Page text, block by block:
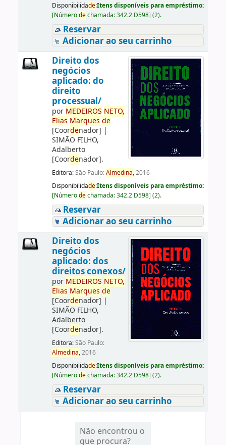
Disponibilidade:Itens disponíveis para empréstimo:
[Númerodechamada:342.2 D598] (2).
Reservar
Adicionar ao seu carrinho
Direito dos
negócios
aplicado: do
direito
processual/
por MEDEIROS NETO,
Elias Marques de
[Coordenador] |
SIMÃO FILHO,
Adalberto
[Coordenador].
Editora:São Paulo:Almedina,2016
Disponibilidade:Itens disponíveis para empréstimo:
[Númerodechamada:342.2 D598] (2).
Reservar
Adicionar ao seu carrinho
Direito dos
negócios
aplicado: dos
direitos conexos/
por MEDEIROS NETO,
Elias Marques de
[Coordenador] |
SIMÃO FILHO,
Adalberto
[Coordenador].
Editora:São Paulo:
Almedina,2016
Disponibilidade:Itens disponíveis para empréstimo:
[Númerodechamada:342.2 D598] (2).
Reservar
Adicionar ao seu carrinho
Não encontrou o
que procura?